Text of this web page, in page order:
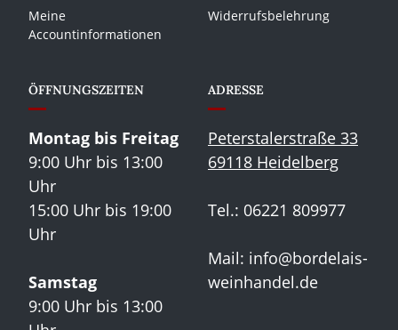
Meine
Accountinformationen
Widerrufsbelehrung
ÖFFNUNGSZEITEN
Montag bis Freitag
9:00 Uhr bis 13:00
Uhr
15:00 Uhr bis 19:00
Uhr
Samstag
9:00 Uhr bis 13:00
ADRESSE
Peterstalerstraße 33
69118 Heidelberg
Tel.: 06221 809977
Mail: info@bordelais-
weinhandel.de